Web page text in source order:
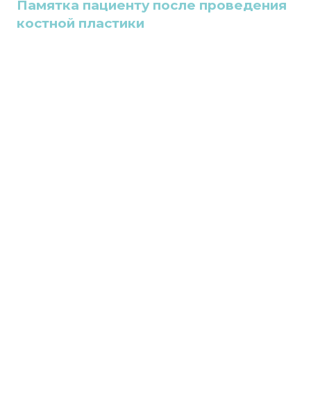
Памятка пациенту после проведения
костной пластики